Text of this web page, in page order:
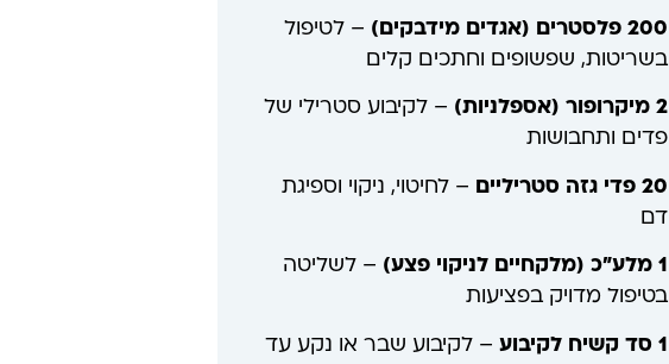
200 פלסטרים (אגדים מידבקים)
– לטיפול
בשריטות, שפשופים וחתכים קלים
2 מיקרופור (אספלניות)
– לקיבוע סטרילי של
פדים ותחבושות
20 פדי גזה סטריליים
– לחיטוי, ניקוי וספיגת
דם
1 מלע"כ (מלקחיים לניקוי פצע)
– לשליטה
בטיפול מדויק בפציעות
1 סד קשיח לקיבוע
– לקיבוע שבר או נקע עד